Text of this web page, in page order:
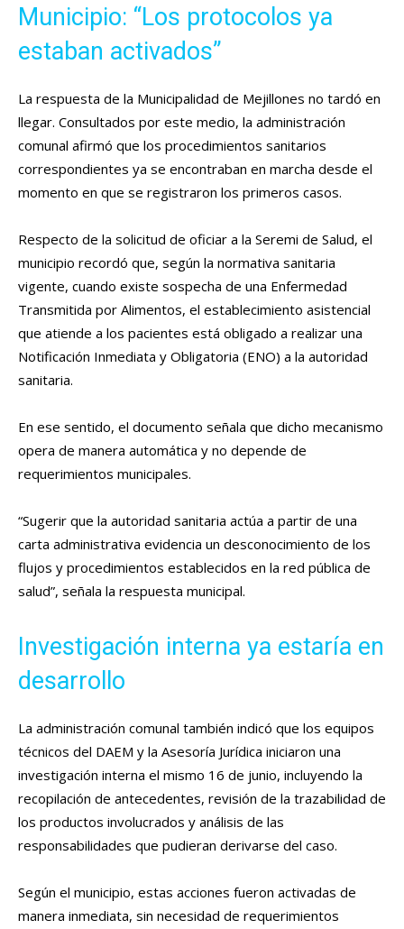
Municipio: “Los protocolos ya
estaban activados”
La respuesta de la Municipalidad de Mejillones no tardó en
llegar. Consultados por este medio, la administración
comunal afirmó que los procedimientos sanitarios
correspondientes ya se encontraban en marcha desde el
momento en que se registraron los primeros casos.
Respecto de la solicitud de oficiar a la Seremi de Salud, el
municipio recordó que, según la normativa sanitaria
vigente, cuando existe sospecha de una Enfermedad
Transmitida por Alimentos, el establecimiento asistencial
que atiende a los pacientes está obligado a realizar una
Notificación Inmediata y Obligatoria (ENO) a la autoridad
sanitaria.
En ese sentido, el documento señala que dicho mecanismo
opera de manera automática y no depende de
requerimientos municipales.
“Sugerir que la autoridad sanitaria actúa a partir de una
carta administrativa evidencia un desconocimiento de los
flujos y procedimientos establecidos en la red pública de
salud”, señala la respuesta municipal.
Investigación interna ya estaría en
desarrollo
La administración comunal también indicó que los equipos
técnicos del DAEM y la Asesoría Jurídica iniciaron una
investigación interna el mismo 16 de junio, incluyendo la
recopilación de antecedentes, revisión de la trazabilidad de
los productos involucrados y análisis de las
responsabilidades que pudieran derivarse del caso.
Según el municipio, estas acciones fueron activadas de
manera inmediata, sin necesidad de requerimientos